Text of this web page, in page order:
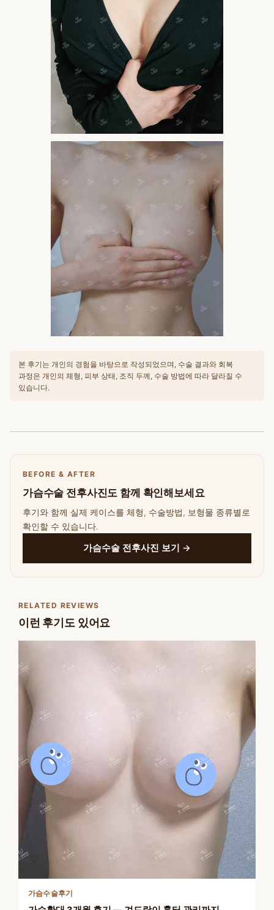
본 후기는 개인의 경험을 바탕으로 작성되었으며, 수술 결과와 회복
과정은 개인의 체형, 피부 상태, 조직 두께, 수술 방법에 따라 달라질 수
있습니다.
BEFORE & AFTER
가슴수술 전후사진도 함께 확인해보세요
후기와 함께 실제 케이스를 체형, 수술방법, 보형물 종류별로
확인할 수 있습니다.
가슴수술 전후사진 보기 →
RELATED REVIEWS
이런 후기도 있어요
가슴수술후기